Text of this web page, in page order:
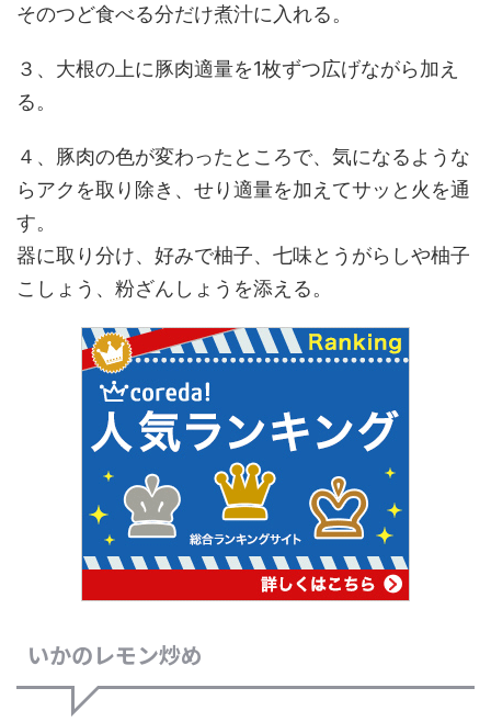
そのつど食べる分だけ煮汁に入れる。
３、大根の上に豚肉適量を1枚ずつ広げながら加え
る。
４、豚肉の色が変わったところで、気になるような
らアクを取り除き、せり適量を加えてサッと火を通
す。
器に取り分け、好みで柚子、七味とうがらしや柚子
こしょう、粉ざんしょうを添える。
いかのレモン炒め